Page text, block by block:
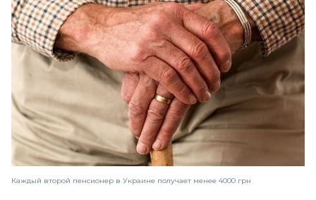
Каждый второй пенсионер в Украине получает менее 4000 грн